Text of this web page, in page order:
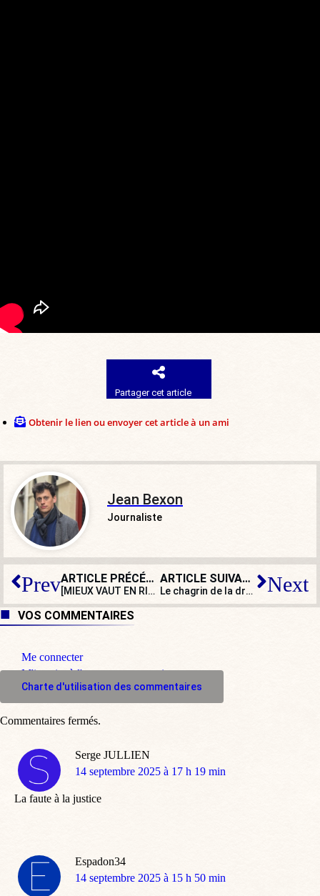
Partager cet article
Obtenir le lien ou envoyer cet article à un ami
Jean Bexon
Journaliste
Prev ARTICLE PRÉCÉDENT
[MIEUX VAUT EN RIRE] Cohen contre Cohen
ARTICLE SUIVANT
Le chagrin de la droite n’est pas celui de la gauche : pour Charlie Kirk, aucune émeute… Next
VOS COMMENTAIRES
Me connecter
M'inscrire à l'espace commentaire
Charte d'utilisation des commentaires
Serge JULLIEN
dit
14 septembre 2025 à 17 h 19 min
La faute à la justice
Espadon34
dit
14 septembre 2025 à 15 h 50 min
Commentaires fermés.